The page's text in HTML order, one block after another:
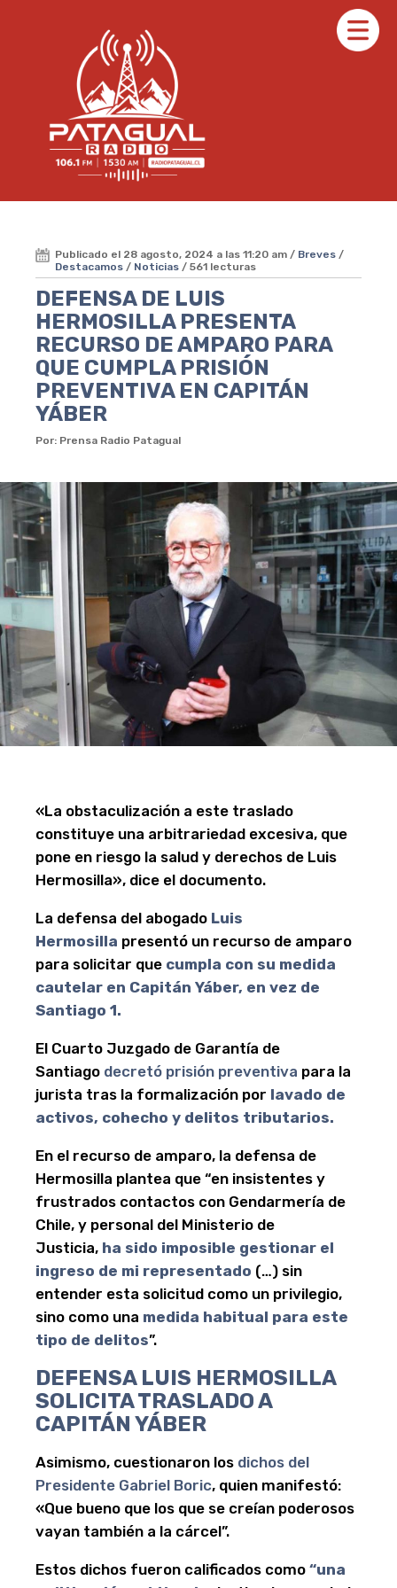
Publicado el 28 agosto, 2024 a las 11:20 am / Breves /
Destacamos / Noticias / 561 lecturas
DEFENSA DE LUIS
HERMOSILLA PRESENTA
RECURSO DE AMPARO PARA
QUE CUMPLA PRISIÓN
PREVENTIVA EN CAPITÁN
YÁBER
Por: Prensa Radio Patagual
«La obstaculización a este traslado
constituye una arbitrariedad excesiva, que
pone en riesgo la salud y derechos de Luis
Hermosilla», dice el documento.
La defensa del abogado Luis
Hermosilla presentó un recurso de amparo
para solicitar que cumpla con su medida
cautelar en Capitán Yáber, en vez de
Santiago 1.
El Cuarto Juzgado de Garantía de
Santiago decretó prisión preventiva para la
jurista tras la formalización por lavado de
activos, cohecho y delitos tributarios.
En el recurso de amparo, la defensa de
Hermosilla plantea que “en insistentes y
frustrados contactos con Gendarmería de
Chile, y personal del Ministerio de
Justicia, ha sido imposible gestionar el
ingreso de mi representado (…) sin
entender esta solicitud como un privilegio,
sino como una medida habitual para este
tipo de delitos”.
DEFENSA LUIS HERMOSILLA
SOLICITA TRASLADO A
CAPITÁN YÁBER
Asimismo, cuestionaron los dichos del
Presidente Gabriel Boric, quien manifestó:
«Que bueno que los que se creían poderosos
vayan también a la cárcel”.
Estos dichos fueron calificados como “una